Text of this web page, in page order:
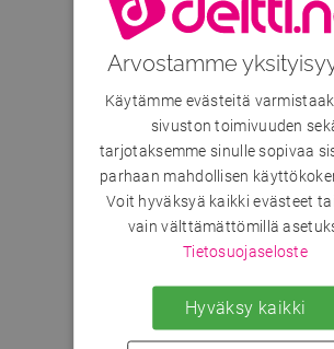
Hae muita käyttäjiä
Arvostamme
Käytämme evästeitä
sivuston toimivuuden
tarjotaksemme sinulle sopivaa
parhaan mahdollisen
Voit hyväksyä kaikki evästeet
vain välttämättömillä
Tietosuojaseloste
Hyväksy kaikki